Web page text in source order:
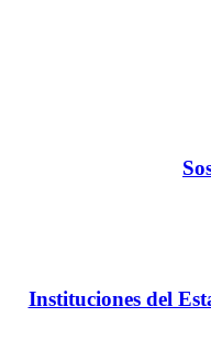
Instituciones del